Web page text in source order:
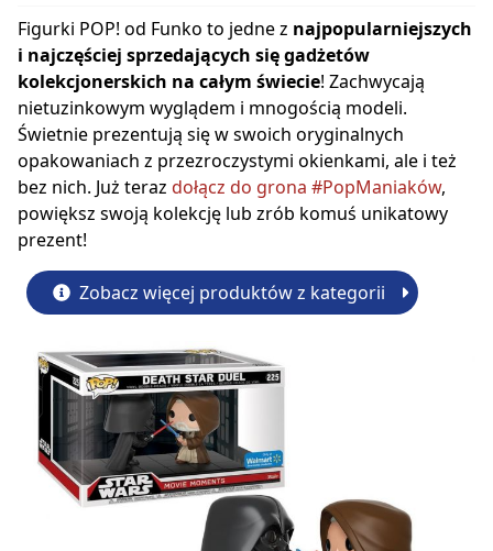
Figurki POP! od Funko to jedne z najpopularniejszych
i najczęściej sprzedających się gadżetów
kolekcjonerskich na całym świecie! Zachwycają
nietuzinkowym wyglądem i mnogością modeli.
Świetnie prezentują się w swoich oryginalnych
opakowaniach z przezroczystymi okienkami, ale i też
bez nich. Już teraz dołącz do grona #PopManiaków,
powiększ swoją kolekcję lub zrób komuś unikatowy
prezent!
Zobacz więcej produktów z kategorii